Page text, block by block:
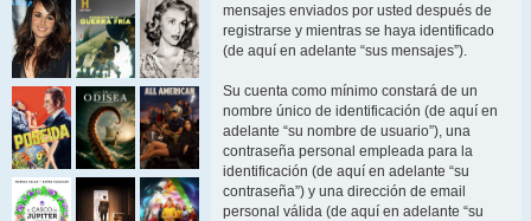
mensajes enviados por usted después de
registrarse y mientras se haya identificado
(de aquí en adelante “sus mensajes”).
Su cuenta como mínimo constará de un
nombre único de identificación (de aquí en
adelante “su nombre de usuario”), una
contraseña personal empleada para la
identificación (de aquí en adelante “su
contraseña”) y una dirección de email
personal válida (de aquí en adelante “su